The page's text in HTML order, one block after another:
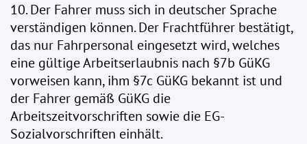
10. Der Fahrer muss sich in deutscher Sprache
verständigen können. Der Frachtführer bestätigt,
das nur Fahrpersonal eingesetzt wird, welches
eine gültige Arbeitserlaubnis nach §7b GüKG
vorweisen kann, ihm §7c GüKG bekannt ist und
der Fahrer gemäß GüKG die
Arbeitszeitvorschriften sowie die EG-
Sozialvorschriften einhält.